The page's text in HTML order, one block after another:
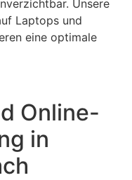
Unsere
Laptops und
eine optimale
Online-
in